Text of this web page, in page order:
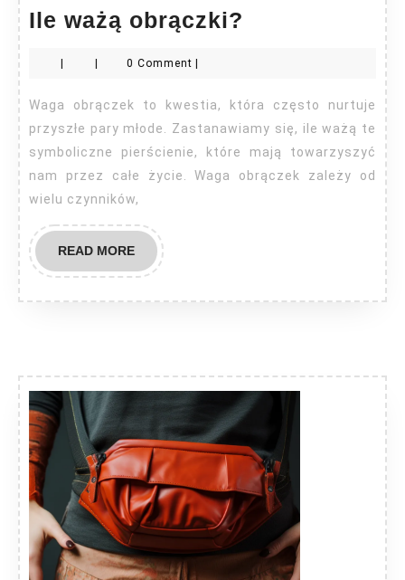
Ile ważą obrączki?
| | 0 Comment |
Waga obrączek to kwestia, która często nurtuje
przyszłe pary młode. Zastanawiamy się, ile ważą te
symboliczne pierścienie, które mają towarzyszyć
nam przez całe życie. Waga obrączek zależy od
wielu czynników,
READ MOREREAD
MORE